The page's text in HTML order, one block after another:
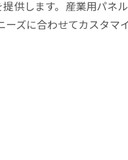
供します。産業用パネ
ズに合わせてカスタマ